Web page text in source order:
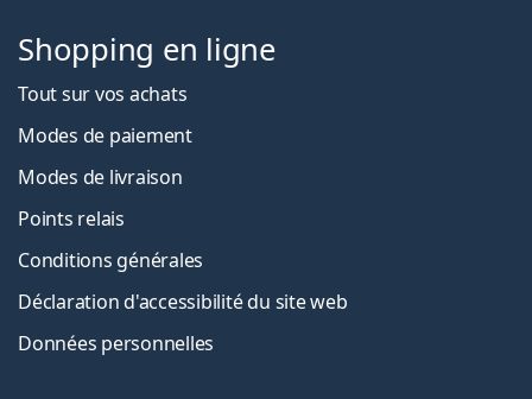
Shopping en ligne
Tout sur vos achats
Modes de paiement
Modes de livraison
Points relais
Conditions générales
Déclaration d'accessibilité du site web
Données personnelles